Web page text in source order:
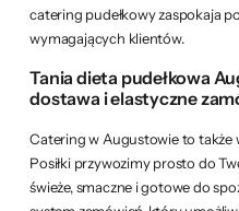
catering pudełkowy zaspokaja
wymagających klientów.
Tania dieta pudełkowa
dostawa i elastyczne
Catering w Augustowie to także
Posiłki przywozimy prosto do
świeże, smaczne i gotowe do